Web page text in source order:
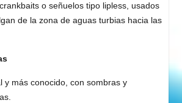
o señuelos tipo lipless, usados
de la zona de aguas turbias hacia las
y más conocido, con sombras y